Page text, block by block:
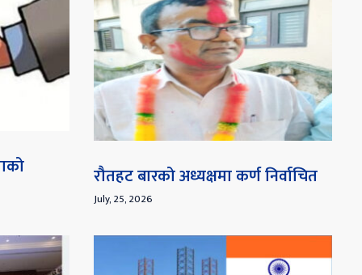
रौतहट बारको अध्यक्षमा कर्ण निर्वाचित
July, 25, 2026